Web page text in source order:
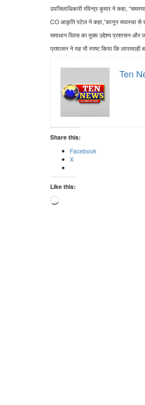
उपजिलाधिकारी रविन्द्र कुमार ने कहा,
CO आकृति पटेल ने कहा,”कानून व्यवस्था से
समाधान दिवस का मुख्य उद्देश्य प्रशासन और
प्रशासन ने यह भी स्पष्ट किया कि लापरवाही
Ten
Share this:
Facebook
X
Like this:
Loading…